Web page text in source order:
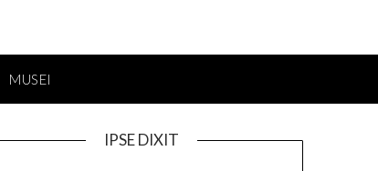
MUSEI
IPSE DIXIT